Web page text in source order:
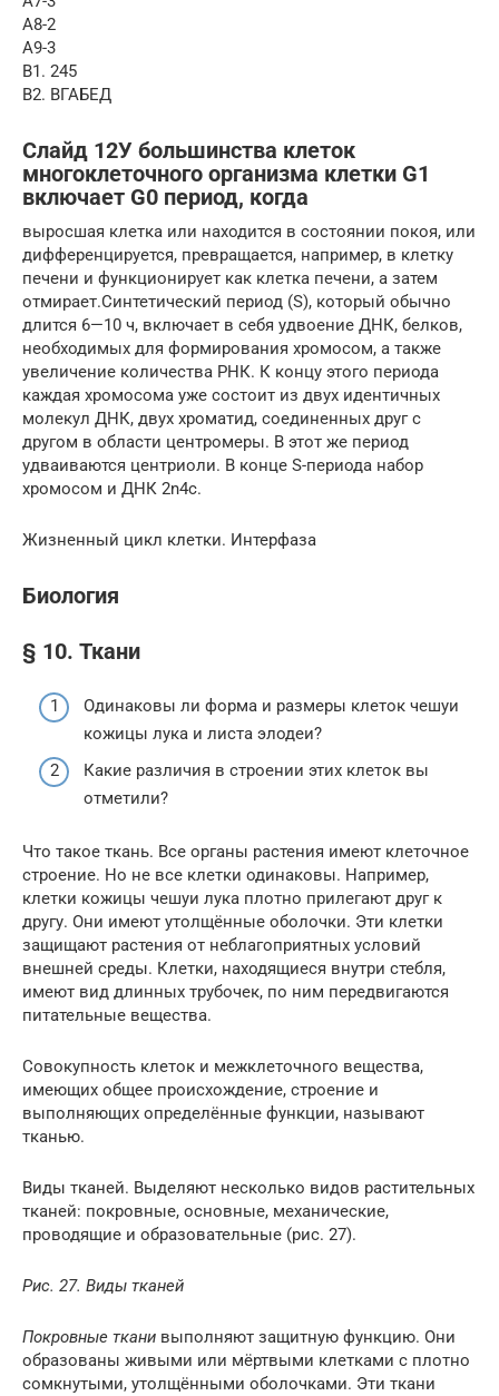
А8-2
А9-3
В1. 245
В2. ВГАБЕД
Слайд 12У большинства клеток
многоклеточного организма клетки G1
включает G0 период, когда
выросшая клетка или находится в состоянии покоя, или
дифференцируется, превращается, например, в клетку
печени и функционирует как клетка печени, а затем
отмирает.Синтетический период (S), который обычно
длится 6—10 ч, включает в себя удвоение ДНК, белков,
необходимых для формирования хромосом, а также
увеличение количества РНК. К концу этого периода
каждая хромосома уже состоит из двух идентичных
молекул ДНК, двух хроматид, соединенных друг с
другом в области центромеры. В этот же период
удваиваются центриоли. В конце S-периода набор
хромосом и ДНК 2n4c.
Жизненный цикл клетки. Интерфаза
Биология
§ 10. Ткани
Одинаковы ли форма и размеры клеток чешуи
кожицы лука и листа элодеи?
Какие различия в строении этих клеток вы
отметили?
Что такое ткань. Все органы растения имеют клеточное
строение. Но не все клетки одинаковы. Например,
клетки кожицы чешуи лука плотно прилегают друг к
другу. Они имеют утолщённые оболочки. Эти клетки
защищают растения от неблагоприятных условий
внешней среды. Клетки, находящиеся внутри стебля,
имеют вид длинных трубочек, по ним передвигаются
питательные вещества.
Совокупность клеток и межклеточного вещества,
имеющих общее происхождение, строение и
выполняющих определённые функции, называют
тканью.
Виды тканей. Выделяют несколько видов растительных
тканей: покровные, основные, механические,
проводящие и образовательные (рис. 27).
Рис. 27. Виды тканей
Покровные ткани выполняют защитную функцию. Они
образованы живыми или мёртвыми клетками с плотно
сомкнутыми, утолщёнными оболочками. Эти ткани